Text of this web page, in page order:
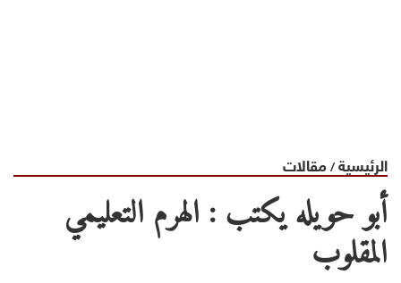
الرئيسية/مقالات
أبو حويله يكتب : الهرم التعليمي
المقلوب